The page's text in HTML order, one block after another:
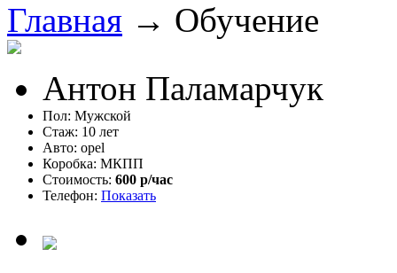
Главная → Обучение
Антон Паламарчук
Пол: Мужской
Стаж: 10 лет
Авто: opel
Коробка: МКПП
Стоимость: 600 р/час
Телефон: Показать